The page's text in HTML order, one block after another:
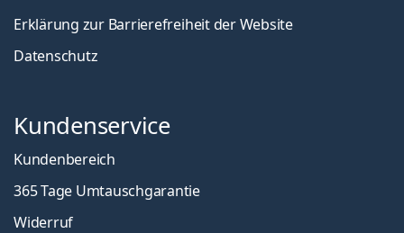
Erklärung zur Barrierefreiheit der Website
Datenschutz
Kundenservice
Kundenbereich
365 Tage Umtauschgarantie
Widerruf